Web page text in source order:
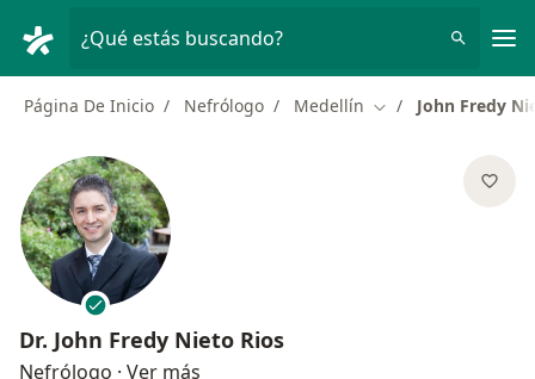
¿Qué estás buscando?
Página De Inicio Nefrólogo Medellín Cambiar de ciudad
John Fredy
Dr. John Fredy Nieto Rios
Nefrólogo · Ver más